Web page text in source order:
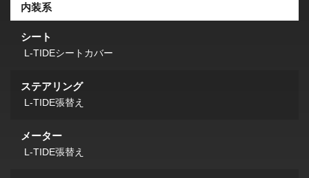
内装系
シート
L-TIDEシートカバー
ステアリング
L-TIDE張替え
メーター
L-TIDE張替え